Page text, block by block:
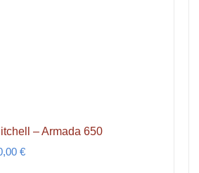
– Armada 650
€